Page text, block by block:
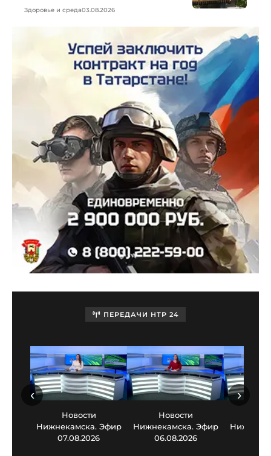
Здоровье и среда03.08.2026
ПЕРЕДАЧИ НТР 24
Новости
Нижнекамска. Эфир
07.08.2026
Новости
Нижнекамска. Эфир
06.08.2026
‹ ›